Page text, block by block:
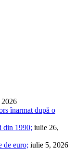
2026
înarmat după o
din 1990; iulie 26,
de euro; iulie 5, 2026